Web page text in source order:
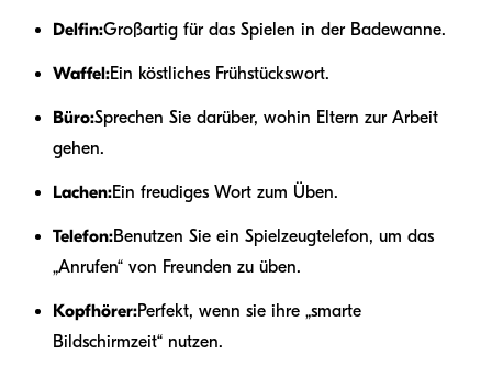
Delfin:Großartig für das Spielen in der Badewanne.
Waffel:Ein köstliches Frühstückswort.
Büro:Sprechen Sie darüber, wohin Eltern zur Arbeit
gehen.
Lachen:Ein freudiges Wort zum Üben.
Telefon:Benutzen Sie ein Spielzeugtelefon, um das
„Anrufen“ von Freunden zu üben.
Kopfhörer:Perfekt, wenn sie ihre „smarte
Bildschirmzeit“ nutzen.